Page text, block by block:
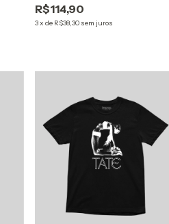
R$114,90
3xde R$38,30 sem juros